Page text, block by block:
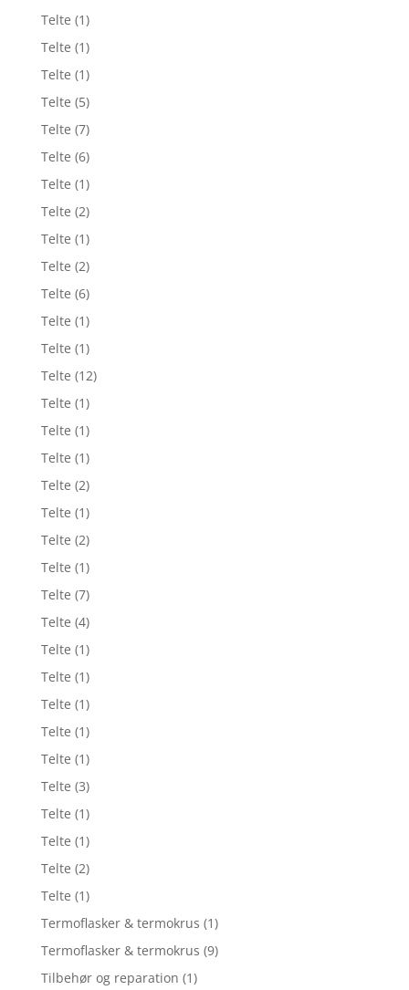
Telte (1)
Telte (1)
Telte (1)
Telte (5)
Telte (7)
Telte (6)
Telte (1)
Telte (2)
Telte (1)
Telte (2)
Telte (6)
Telte (1)
Telte (1)
Telte (12)
Telte (1)
Telte (1)
Telte (1)
Telte (2)
Telte (1)
Telte (2)
Telte (1)
Telte (7)
Telte (4)
Telte (1)
Telte (1)
Telte (1)
Telte (1)
Telte (1)
Telte (3)
Telte (1)
Telte (1)
Telte (2)
Telte (1)
Termoflasker & termokrus (1)
Termoflasker & termokrus (9)
Tilbehør og reparation (1)